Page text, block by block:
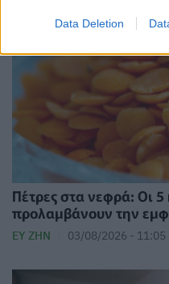
Data Deletion
Πέτρες στα νεφρά: Οι
προλαμβάνουν την
ΕΥ ΖΗΝ 03/08/2026 - 11:05